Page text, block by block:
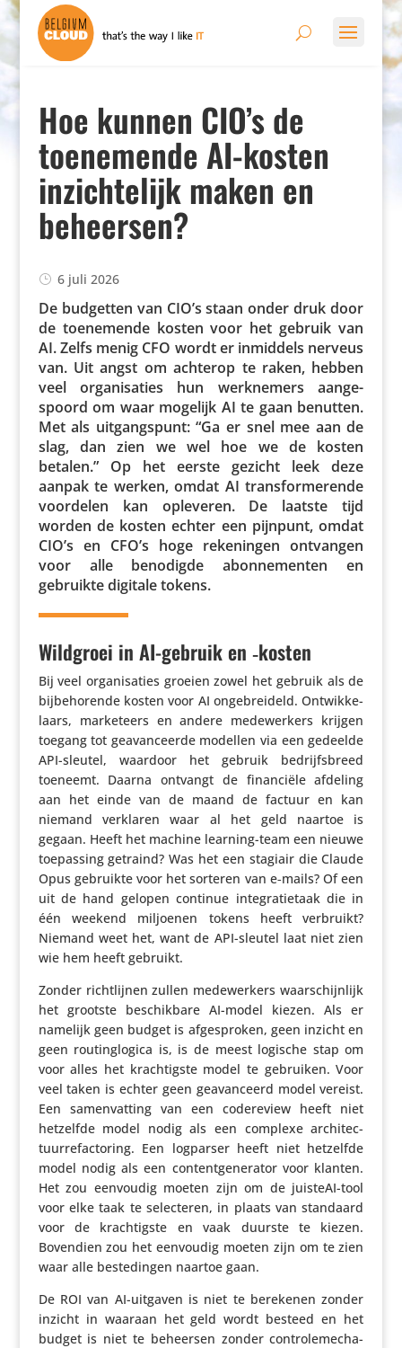
Hoe kunnen CIO’s de
toenemende AI-kosten
inzichtelijk maken en
beheersen?
6 juli 2026
De budgetten van CIO’s staan onder druk door
de toene­mende kosten voor het gebruik van
AI. Zelfs menig CFO wordt er inmiddels nerveus
van. Uit angst om achterop te raken, hebben
veel orga­ni­sa­ties hun werk­ne­mers aange­
spoord om waar mogelijk AI te gaan benutten.
Met als uitgangs­punt: “Ga er snel mee aan de
slag, dan zien we wel hoe we de kosten
betalen.” Op het eerste gezicht leek deze
aanpak te werken, omdat AI trans­for­me­rende
voordelen kan opleveren. De laatste tijd
worden de kosten echter een pijnpunt, omdat
CIO’s en CFO’s hoge reke­ningen ontvangen
voor alle benodigde abon­ne­menten en
gebruikte digitale tokens.
Wildgroei in AI-gebruik en ‑kosten
Bij veel orga­ni­sa­ties groeien zowel het gebruik als de
bijbe­ho­rende kosten voor AI onge­brei­deld. Ontwik­ke­
laars, marke­teers en andere mede­wer­kers krijgen
toegang tot geavan­ceerde modellen via een gedeelde
API-sleutel, waardoor het gebruik bedrijfs­breed
toeneemt. Daarna ontvangt de finan­ciële afdeling
aan het einde van de maand de factuur en kan
niemand verklaren waar al het geld naartoe is
gegaan. Heeft het machine learning-team een nieuwe
toepas­sing getraind? Was het een stagiair die Claude
Opus gebruikte voor het sorteren van e‑mails? Of een
uit de hand gelopen continue inte­gra­tie­taak die in
één weekend miljoenen tokens heeft verbruikt?
Niemand weet het, want de API-sleutel laat niet zien
wie hem heeft gebruikt.
Zonder richt­lijnen zullen mede­wer­kers waar­schijn­lijk
het grootste beschik­bare AI-model kiezen. Als er
namelijk geen budget is afge­sproken, geen inzicht en
geen routing­lo­gica is, is de meest logische stap om
voor alles het krach­tigste model te gebruiken. Voor
veel taken is echter geen geavan­ceerd model vereist.
Een samen­vat­ting van een code­re­view heeft niet
hetzelfde model nodig als een complexe archi­tec­
tuur­re­fac­to­ring. Een logparser heeft niet hetzelfde
model nodig als een content­ge­ne­rator voor klanten.
Het zou eenvoudig moeten zijn om de juisteAI-tool
voor elke taak te selec­teren, in plaats van standaard
voor de krach­tigste en vaak duurste te kiezen.
Bovendien zou het eenvoudig moeten zijn om te zien
waar alle beste­dingen naartoe gaan.
De ROI van AI-uitgaven is niet te berekenen zonder
inzicht in waaraan het geld wordt besteed en het
budget is niet te beheersen zonder contro­le­me­cha­